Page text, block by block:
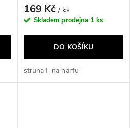
169 Kč/ ks
Skladem prodejna 1 ks
DO KOŠÍKU
struna F na harfu